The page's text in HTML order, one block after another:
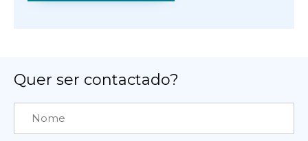
Quer ser contactado?